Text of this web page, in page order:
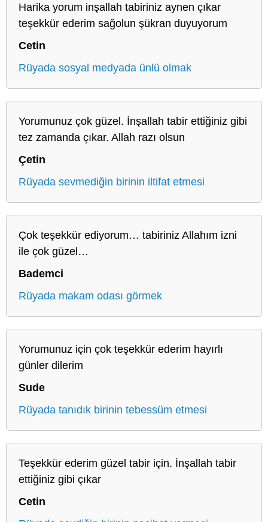
Harika yorum inşallah tabiriniz aynen çıkar
teşekkür ederim sağolun şükran duyuyorum
Cetin
Rüyada sosyal medyada ünlü olmak
Yorumunuz çok güzel. İnşallah tabir ettiğiniz gibi
tez zamanda çıkar. Allah razı olsun
Çetin
Rüyada sevmediğin birinin iltifat etmesi
Çok teşekkür ediyorum… tabiriniz Allahım izni
ile çok güzel…
Bademci
Rüyada makam odası görmek
Yorumunuz için çok teşekkür ederim hayırlı
günler dilerim
Sude
Rüyada tanıdık birinin tebessüm etmesi
Teşekkür ederim güzel tabir için. İnşallah tabir
ettiğiniz gibi çıkar
Cetin